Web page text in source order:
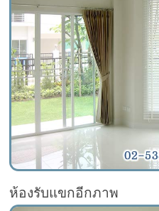
ห้องรับแขกอีกภาพ